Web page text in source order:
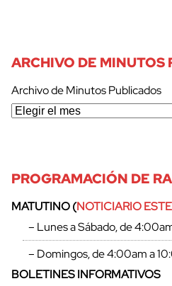
cerrar
ARCHIVO DE MINUTOS
Archivo de Minutos Publicados
PROGRAMACIÓN DE
MATUTINO (NOTICIARIO
– Lunes a Sábado, de
– Domingos, de 4:00am a
BOLETINES INFORMATIVOS